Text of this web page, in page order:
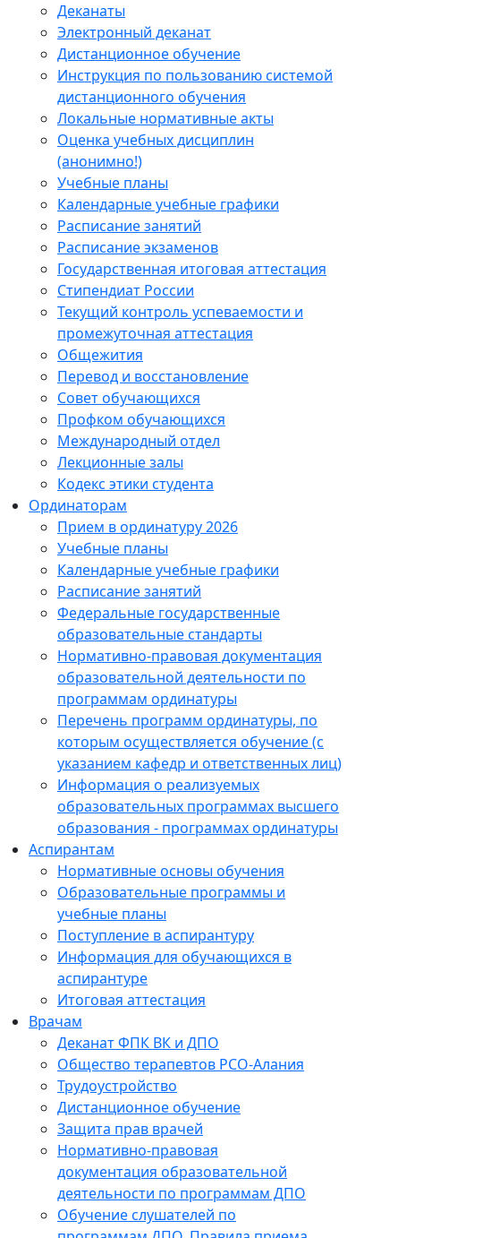
Деканаты
Электронный деканат
Дистанционное обучение
Инструкция по пользованию системой
дистанционного обучения
Локальные нормативные акты
Оценка учебных дисциплин
(анонимно!)
Учебные планы
Календарные учебные графики
Расписание занятий
Расписание экзаменов
Государственная итоговая аттестация
Стипендиат России
Текущий контроль успеваемости и
промежуточная аттестация
Общежития
Перевод и восстановление
Совет обучающихся
Профком обучающихся
Международный отдел
Лекционные залы
Кодекс этики студента
Ординаторам
Прием в ординатуру 2026
Учебные планы
Календарные учебные графики
Расписание занятий
Федеральные государственные
образовательные стандарты
Нормативно-правовая документация
образовательной деятельности по
программам ординатуры
Перечень программ ординатуры, по
которым осуществляется обучение (с
указанием кафедр и ответственных лиц)
Информация о реализуемых
образовательных программах высшего
образования - программах ординатуры
Аспирантам
Нормативные основы обучения
Образовательные программы и
учебные планы
Поступление в аспирантуру
Информация для обучающихся в
аспирантуре
Итоговая аттестация
Врачам
Деканат ФПК ВК и ДПО
Общество терапевтов РСО-Алания
Трудоустройство
Дистанционное обучение
Защита прав врачей
Нормативно-правовая
документация образовательной
деятельности по программам ДПО
Обучение слушателей по